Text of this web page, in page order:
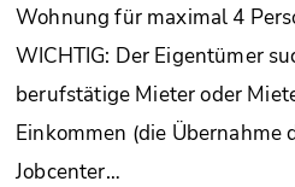
Wohnung für maximal 4
WICHTIG: Der Eigentümer
berufstätige Mieter oder
Einkommen (die Übernahme
Jobcenter…